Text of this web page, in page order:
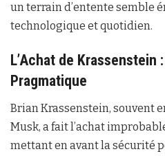
un terrain d’entente semble
technologique et quotidien.
L’Achat de Krassenstein
Pragmatique
Brian Krassenstein, souvent
Musk, a fait l’achat
mettant en avant la sécurité